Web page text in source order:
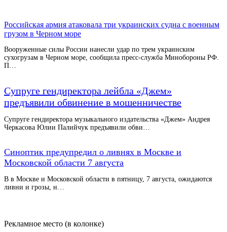
Российская армия атаковала три украинских судна с военным
грузом в Черном море
Вооруженные силы России нанесли удар по трем украинским
сухогрузам в Черном море, сообщила пресс-служба Минобороны РФ.
П…
Супруге гендиректора лейбла «Джем»
предъявили обвинение в мошенничестве
Супруге гендиректора музыкального издательства «Джем» Андрея
Черкасова Юлии Палийчук предъявили обви…
Синоптик предупредил о ливнях в Москве и
Московской области 7 августа
В в Москве и Московской области в пятницу, 7 августа, ожидаются
ливни и грозы, н…
Рекламное место (в колонке)